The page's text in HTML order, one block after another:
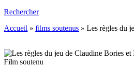
Rechercher
Accueil » films soutenus » Les règles du
Film soutenu